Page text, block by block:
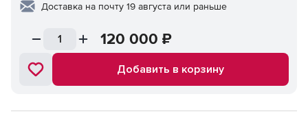
Доставка на почту 19 августа или раньше
120 000 ₽
Добавить в корзину